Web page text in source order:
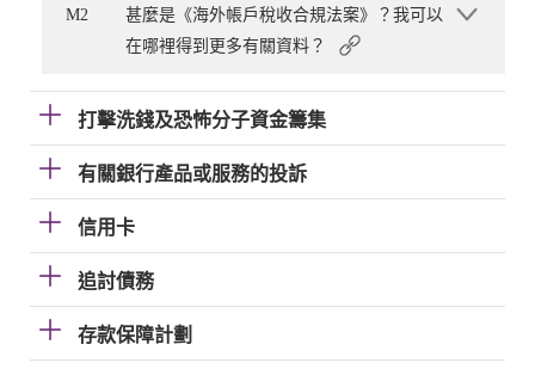
M2
甚麼是《海外帳戶稅收合規法案》？我可以
在哪裡得到更多有關資料？
打擊洗錢及恐怖分子資金籌集
有關銀行產品或服務的投訴
信用卡
追討債務
存款保障計劃